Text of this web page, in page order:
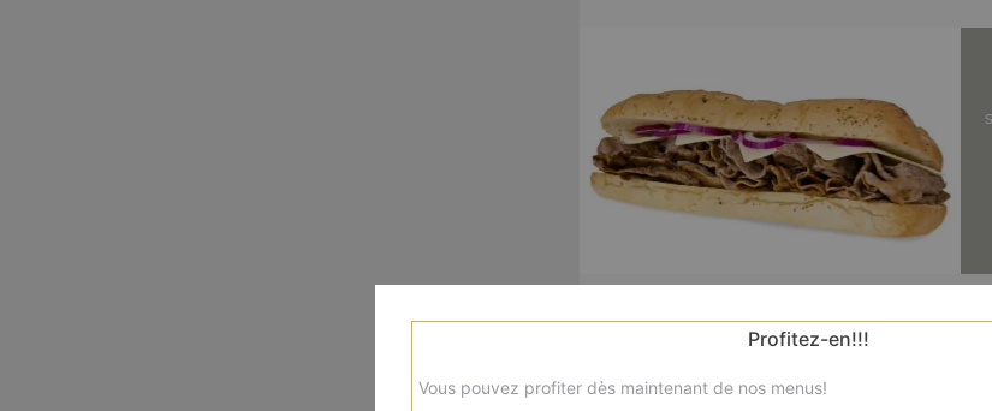
Nos Burgers
cheese burger, burger chicken pané, burger
Profitez-en!!!
Vous pouvez profiter dès maintenant de nos menus!